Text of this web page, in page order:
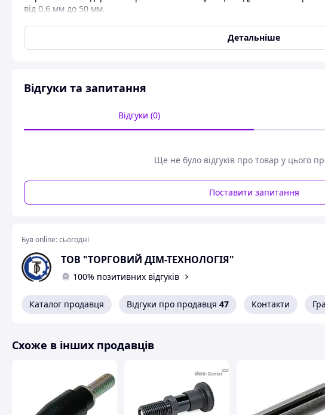
від 0.6 мм до 50 мм.
КОНСТРУКЦІЯ І РОЗМІРИ
Детальніше
Відгуки та запитання
Відгуки (0)
Ще не було відгуків про товар у цього
Поставити запитання
Був online:сьогодні
ТОВ "ТОРГОВИЙ ДІМ-ТЕХНОЛОГІЯ"
100% позитивних відгуків
Каталог продавця Відгуки про продавця 47 Контакти
Схоже в інших продавців